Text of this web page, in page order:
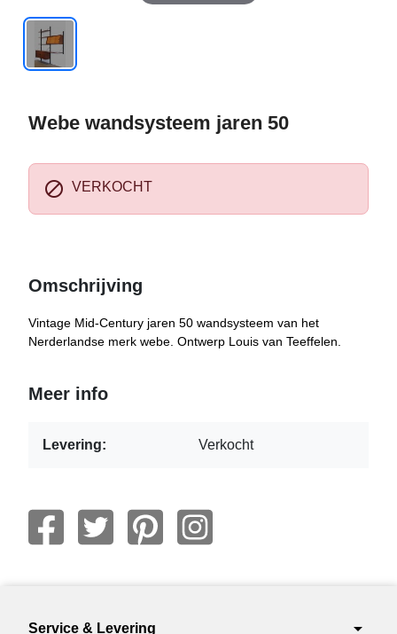
Webe wandsysteem jaren 50
 VERKOCHT
Omschrijving
Vintage Mid-Century jaren 50 wandsysteem van het
Nerderlandse merk webe. Ontwerp Louis van Teeffelen.
Meer info
Levering: Verkocht
Service & Levering arrow_drop_down